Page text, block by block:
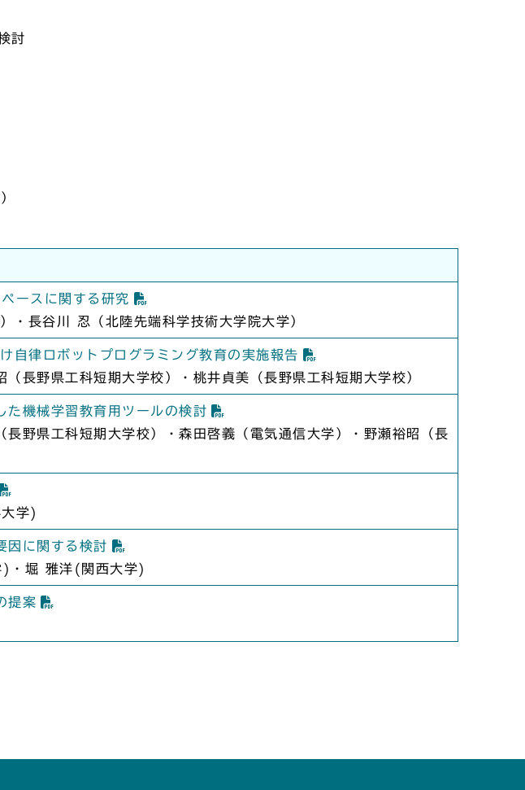
討
ースに関する研究
長谷川 忍（北陸先端科学技術大学院大学）
律ロボットプログラミング教育の実施報告
長野県工科短期大学校）・桃井貞美（長野県工科短期大学校）
た機械学習教育用ツールの検討
野県工科短期大学校）・森田啓義（電気通信大学）・野瀬裕昭（長
学)
因に関する検討
・堀 雅洋(関西大学)
提案